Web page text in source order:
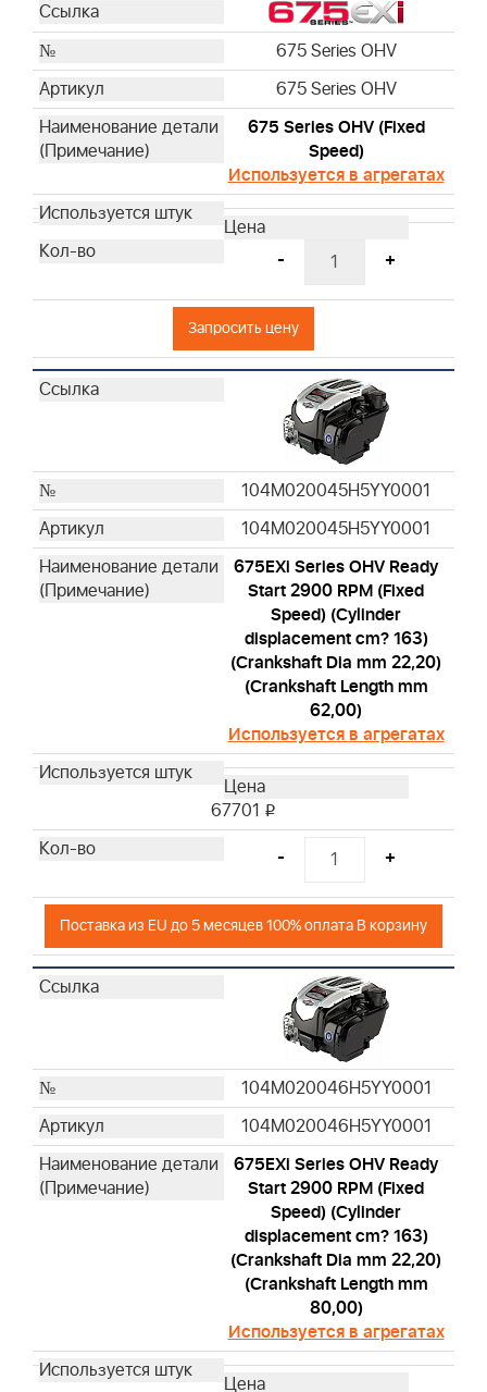
675 Series OHV
675 Series OHV
675 Series OHV (Fixed
Speed)
Используется в агрегатах
- +
Запросить цену
104M020045H5YY0001
104M020045H5YY0001
675EXi Series OHV Ready
Start 2900 RPM (Fixed
Speed) (Cylinder
displacement cm? 163)
(Crankshaft Dia mm 22,20)
(Crankshaft Length mm
62,00)
Используется в агрегатах
67701 i
- +
Поставка из EU до 5 месяцев 100% оплата В корзину
104M020046H5YY0001
104M020046H5YY0001
675EXi Series OHV Ready
Start 2900 RPM (Fixed
Speed) (Cylinder
displacement cm? 163)
(Crankshaft Dia mm 22,20)
(Crankshaft Length mm
80,00)
Используется в агрегатах